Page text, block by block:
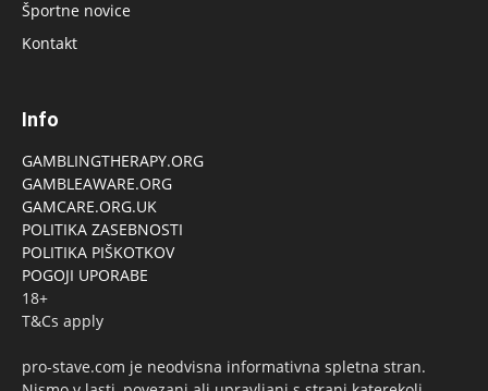
Športne novice
Kontakt
Info
GAMBLINGTHERAPY.ORG
GAMBLEAWARE.ORG
GAMCARE.ORG.UK
POLITIKA ZASEBNOSTI
POLITIKA PIŠKOTKOV
POGOJI UPORABE
18+
T&Cs apply
pro-stave.com je neodvisna informativna spletna stran.